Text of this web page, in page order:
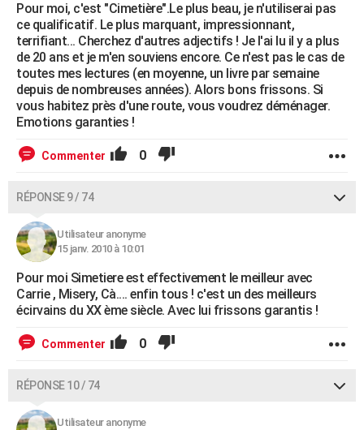
Pour moi, c'est "Cimetière".Le plus beau, je n'utiliserai pas
ce qualificatif. Le plus marquant, impressionnant,
terrifiant... Cherchez d'autres adjectifs ! Je l'ai lu il y a plus
de 20 ans et je m'en souviens encore. Ce n'est pas le cas de
toutes mes lectures (en moyenne, un livre par semaine
depuis de nombreuses années). Alors bons frissons. Si
vous habitez près d'une route, vous voudrez déménager.
Emotions garanties !
Commenter 0
RÉPONSE 9 / 74
Utilisateur anonyme
15 janv. 2010 à 10:01
Pour moi Simetiere est effectivement le meilleur avec
Carrie , Misery, Cà.... enfin tous ! c'est un des meilleurs
écirvains du XX ème siècle. Avec lui frissons garantis !
Commenter 0
RÉPONSE 10 / 74
Utilisateur anonyme